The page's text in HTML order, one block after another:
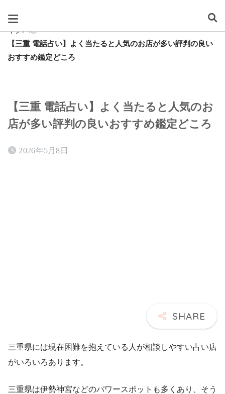
スグレタ
キクハピ
【三重 電話占い】よく当たると人気のお店が多い評判の良い
おすすめ鑑定どころ
【三重 電話占い】よく当たると人気のお
店が多い評判の良いおすすめ鑑定どころ
2026年5月8日
三重県には現在困難を抱えている人が相談しやすい占い店
がいろいろあります。
三重県は伊勢神宮などのパワースポットも多くあり、そう